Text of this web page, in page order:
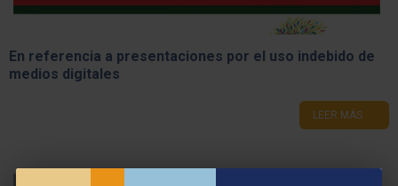
En referencia a presentaciones por el uso indebido de
medios digitales
LEER MÁS